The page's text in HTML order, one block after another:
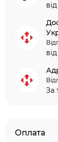
За
Оплата